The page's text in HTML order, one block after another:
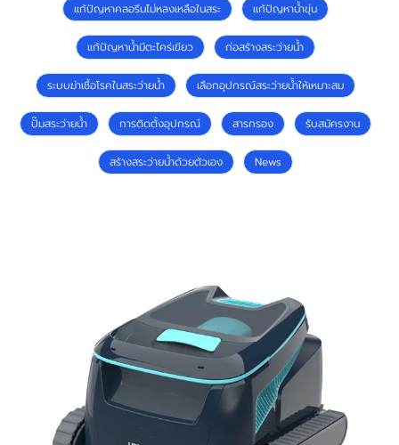
แก้ปัญหาคลอรีนไม่หลงเหลือในสระ แก้ปัญหาน้ำขุ่น
แก้ปัญหาน้ำมีตะไคร่เขียว ก่อสร้างสระว่ายน้ำ
ระบบฆ่าเชื้อโรคในสระว่ายน้ำ เลือกอุปกรณ์สระว่ายน้ำให้เหมาะสม
ปั๊มสระว่ายน้ำ การติดตั้งอุปกรณ์ สารกรอง รับสมัครงาน
สร้างสระว่ายน้ำด้วยตัวเอง News